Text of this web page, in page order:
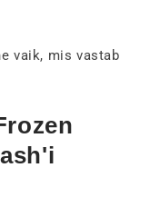
vaik, mis vastab